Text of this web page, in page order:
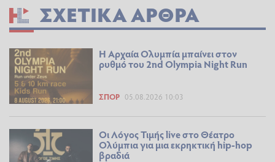
ΣΧΕΤΙΚΆ ΆΡΘΡΑ
Η Αρχαία Ολυμπία μπαίνει στον
ρυθμό του 2nd Olympia Night Run
ΣΠΟΡ 05.08.2026 10:03
Οι Λόγος Τιμής live στο Θέατρο
Ολύμπια για μια εκρηκτική hip-hop
βραδιά